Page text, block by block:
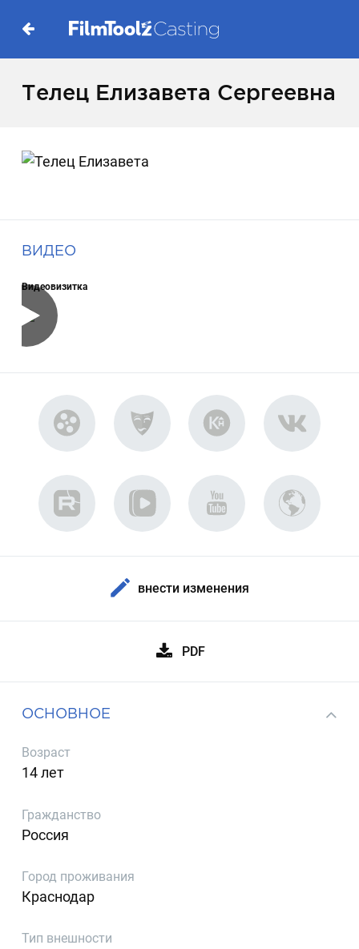
Телец Елизавета Сергеевна
ВИДЕО
Видеовизитка
внести изменения
PDF
ОСНОВНОЕ
Возраст
14 лет
Гражданство
Россия
Город проживания
Краснодар
Тип внешности